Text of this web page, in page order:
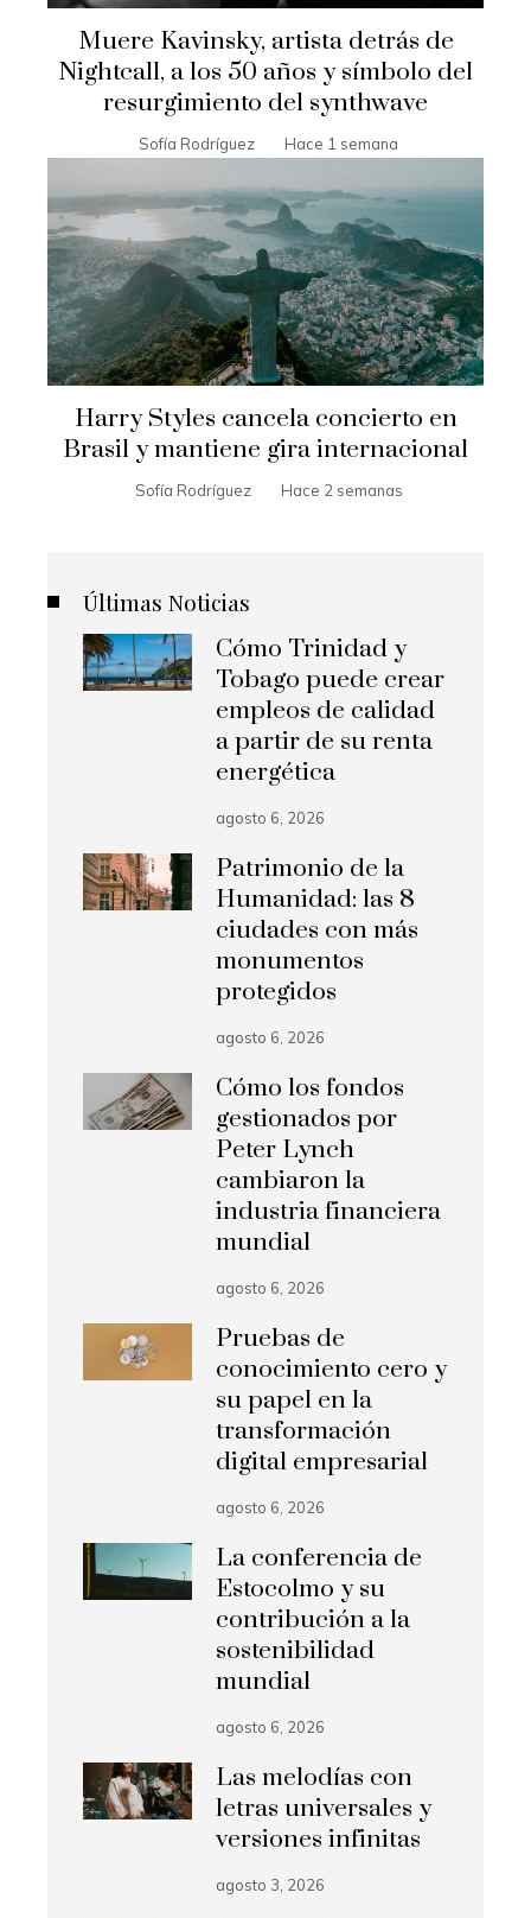
Muere Kavinsky, artista detrás de
Nightcall, a los 50 años y símbolo del
resurgimiento del synthwave
Sofía Rodríguez Hace 1 semana
Harry Styles cancela concierto en
Brasil y mantiene gira internacional
Sofía Rodríguez Hace 2 semanas
Últimas Noticias
Cómo Trinidad y
Tobago puede crear
empleos de calidad
a partir de su renta
energética
agosto 6, 2026
Patrimonio de la
Humanidad: las 8
ciudades con más
monumentos
protegidos
agosto 6, 2026
Cómo los fondos
gestionados por
Peter Lynch
cambiaron la
industria financiera
mundial
agosto 6, 2026
Pruebas de
conocimiento cero y
su papel en la
transformación
digital empresarial
agosto 6, 2026
La conferencia de
Estocolmo y su
contribución a la
sostenibilidad
mundial
agosto 6, 2026
Las melodías con
letras universales y
versiones infinitas
agosto 3, 2026